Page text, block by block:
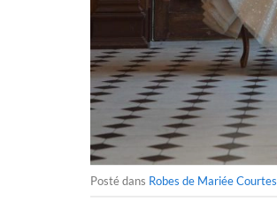
Posté dans Robes de Mariée Courtes